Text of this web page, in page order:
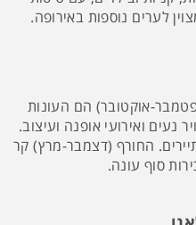
לערים נוספות באירופה.
אוקטובר) הם העונות
נעים ואירועי אופנה ועיצוב.
החורף (דצמבר-מרץ) קר
סוף עונה.